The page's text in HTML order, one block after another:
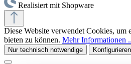
Realisiert mit Shopware
Diese Website verwendet Cookies, um
bieten zu können. Mehr Informationen
Nur technisch notwendige Konfigurieren